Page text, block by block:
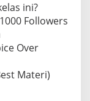
ini?
Followers
Over
Materi)